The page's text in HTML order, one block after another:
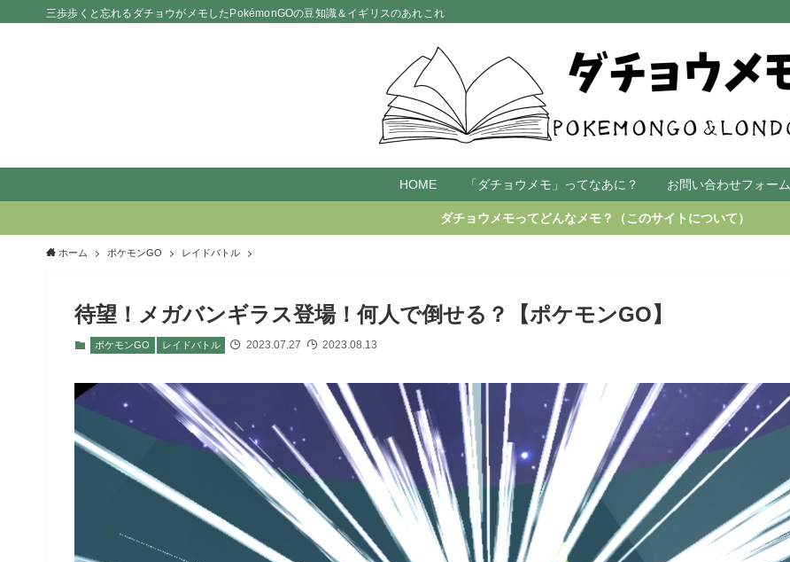
三歩歩くと忘れるダチョウがメモしたPokémonGOの豆知識＆イギリスのあれこれ
HOME 「ダチョウメモ」ってなあに？ お問い合わせフォーム
ダチョウメモってどんなメモ？（このサイトについて）
ホーム ポケモンGO レイドバトル
待望！メガバンギラス登場！何人で倒せる？【ポケモンGO】
ポケモンGO レイドバトル 2023.07.27 2023.08.13